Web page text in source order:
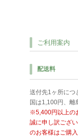
ご利用案内
配送料
送付先1ヶ所につ
国は1,100円、離
※5,400円以上の
誠に申し訳ござ
のお客様はご購